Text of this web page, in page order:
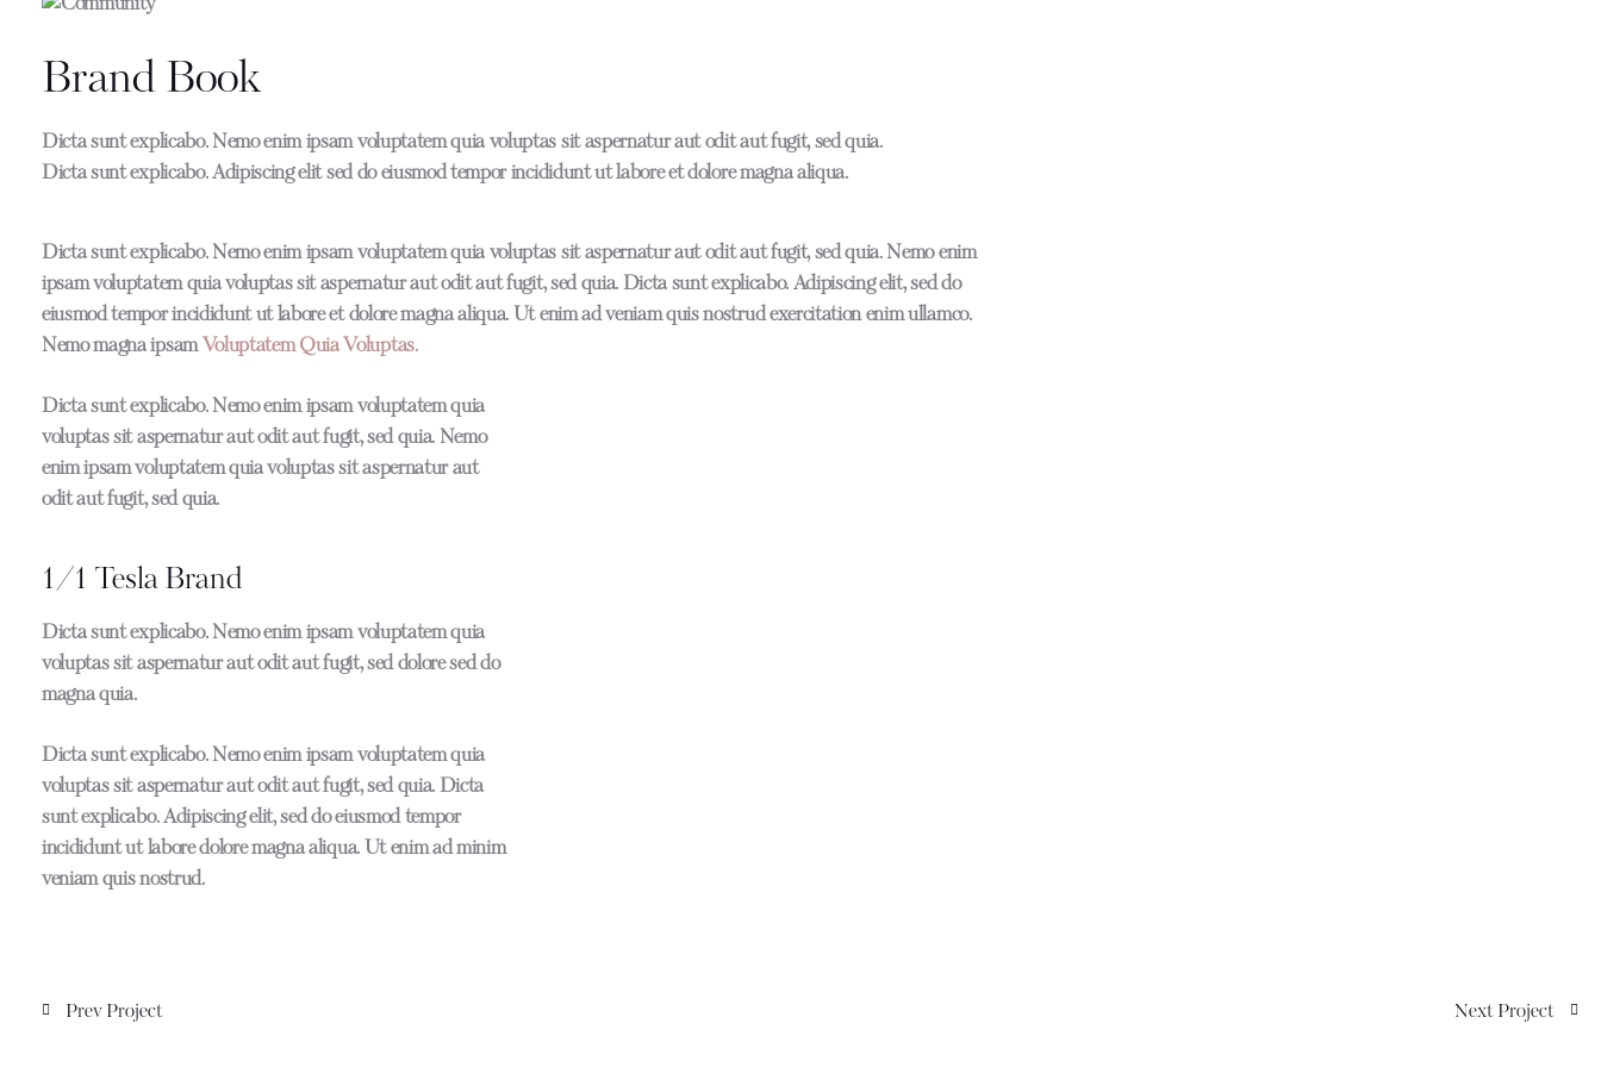
Brand Book
Dicta sunt explicabo. Nemo enim ipsam voluptatem quia voluptas sit aspernatur aut odit aut fugit, sed quia.
Dicta sunt explicabo. Adipiscing elit sed do eiusmod tempor incididunt ut labore et dolore magna aliqua.
Dicta sunt explicabo. Nemo enim ipsam voluptatem quia voluptas sit aspernatur aut odit aut fugit, sed quia. Nemo enim
ipsam voluptatem quia voluptas sit aspernatur aut odit aut fugit, sed quia. Dicta sunt explicabo. Adipiscing elit, sed do
eiusmod tempor incididunt ut labore et dolore magna aliqua. Ut enim ad veniam quis nostrud exercitation enim ullamco.
Nemo magna ipsam Voluptatem Quia Voluptas.
Dicta sunt explicabo. Nemo enim ipsam voluptatem quia
voluptas sit aspernatur aut odit aut fugit, sed quia. Nemo
enim ipsam voluptatem quia voluptas sit aspernatur aut
odit aut fugit, sed quia.
1/1 Tesla Brand
Dicta sunt explicabo. Nemo enim ipsam voluptatem quia
voluptas sit aspernatur aut odit aut fugit, sed dolore sed do
magna quia.
Dicta sunt explicabo. Nemo enim ipsam voluptatem quia
voluptas sit aspernatur aut odit aut fugit, sed quia. Dicta
sunt explicabo. Adipiscing elit, sed do eiusmod tempor
incididunt ut labore dolore magna aliqua. Ut enim ad minim
veniam quis nostrud.
Post
Prev Project Next Project